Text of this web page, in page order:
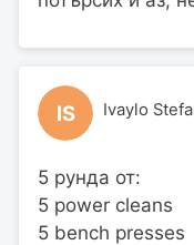
IS Ivaylo
5 рунда от:
5 power cleans
5 bench presses